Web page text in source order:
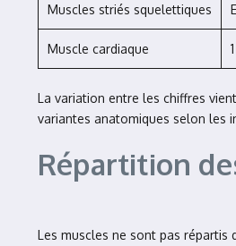
Muscles striés squelettiques
Muscle cardiaque 1
La variation entre les chiffres
variantes anatomiques selon les
Répartition
Les muscles ne sont pas répartis